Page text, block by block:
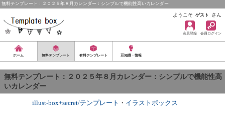
無料テンプレート：２０２５年８月カレンダー：シンプルで機能性高いカレンダー
ようこそ ゲスト さん
会員登録 会員ログイン
ホーム 無料テンプレート 有料テンプレート 豆知識・情報
無料テンプレート：２０２５年８月カレンダー：シンプルで機能性高
いカレンダー
illust-box+secret/テンプレート ・ イラストボックス